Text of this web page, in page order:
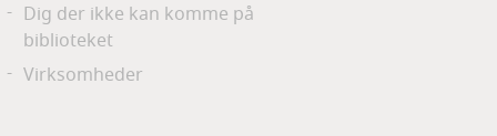
Dig der ikke kan komme på
biblioteket
Virksomheder